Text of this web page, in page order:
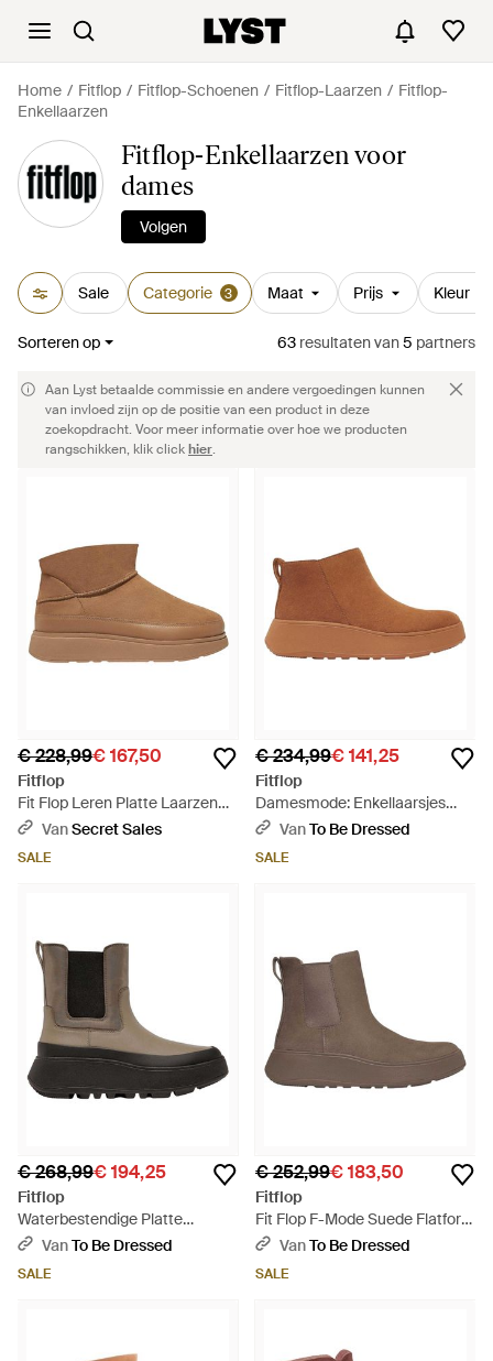
Home Fitflop Fitflop-Schoenen Fitflop-Laarzen
Fitflop-
Enkellaarzen
Fitflop-Enkellaarzen voor
dames
Volgen
Sale Categorie 3 Maat Prijs Kleur
Sorteren op 63 resultatenvan5 partners
Aan Lyst betaalde commissie en andere vergoedingen kunnen
van invloed zijn op de positie van een product in deze
zoekopdracht. Voor meer informatie over hoe we producten
rangschikken, klik clickhier.
€ 228,99€ 167,50
Fitflop
Fit Flop Leren Platte Laarzen
Voor (Tan) - Bruin
VanSecret Sales
SALE
€ 234,99€ 141,25
Fitflop
Damesmode: Enkellaarsjes
Met Platte Zool Van Suède (Tan)
VanTo Be Dressed
SALE
€ 268,99€ 194,25
Fitflop
Waterbestendige Platte
Chelsea-Laarzen Voor - Bruin
VanTo Be Dressed
SALE
€ 252,99€ 183,50
Fitflop
Fit Flop F-Mode Suede Flatform
Chelsea Laarzen - Bruin
VanTo Be Dressed
SALE